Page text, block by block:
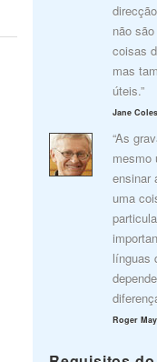
não
coisas
mas
úteis.”
Jane
“As
mesmo
ensinar
uma
línguas
Roger